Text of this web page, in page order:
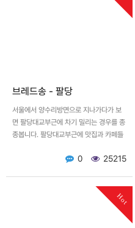
브레드송 - 팔당
서울에서 양수리방면으로 지나가다가 보
면 팔당대교부근에 차기 밀리는 경우를 종
종봅니다. 팔당대교부근에 맛집과 카페들
들의 특징이 강건너 스타필…
0 25215
Hot